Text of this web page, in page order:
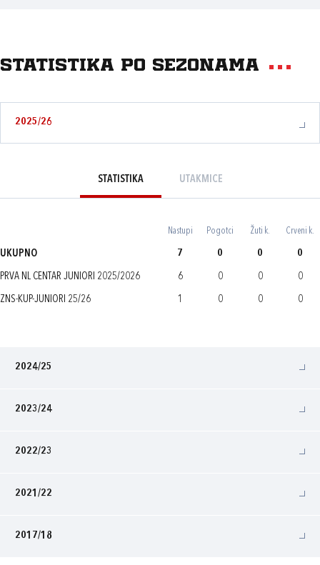
Statistika po sezonama
2025/26
STATISTIKA UTAKMICE
Nastupi Pogotci Žuti k. Crveni k.
UKUPNO 7 0 0 0
PRVA NL CENTAR JUNIORI 2025/2026 6 0 0 0
ZNS-KUP-JUNIORI 25/26 1 0 0 0
2024/25
2023/24
2022/23
2021/22
2017/18